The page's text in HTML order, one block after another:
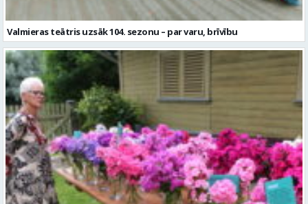
Valmieras teātris uzsāk 104. sezonu – par varu, brīvību